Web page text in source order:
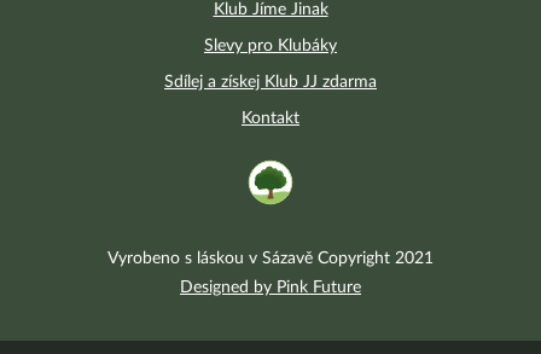
Klub Jíme Jinak
Slevy pro Klubáky
Sdílej a získej Klub JJ zdarma
Kontakt
Vyrobeno s láskou v Sázavě Copyright 2021
Designed by Pink Future